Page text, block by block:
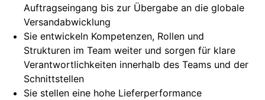
Home
首页
Home
Auftragseingang bis zur Übergabe an die globale
Versandabwicklung
Sie entwickeln Kompetenzen, Rollen und
Strukturen im Team weiter und sorgen für klare
Verantwortlichkeiten innerhalb des Teams und der
Schnittstellen
Sie stellen eine hohe Lieferperformance